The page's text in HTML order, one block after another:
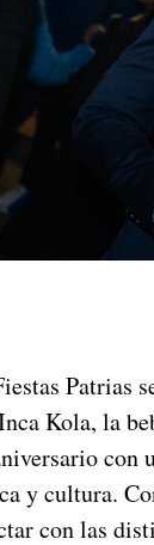
Patrias
Kola, la
con
y cultura.
con las